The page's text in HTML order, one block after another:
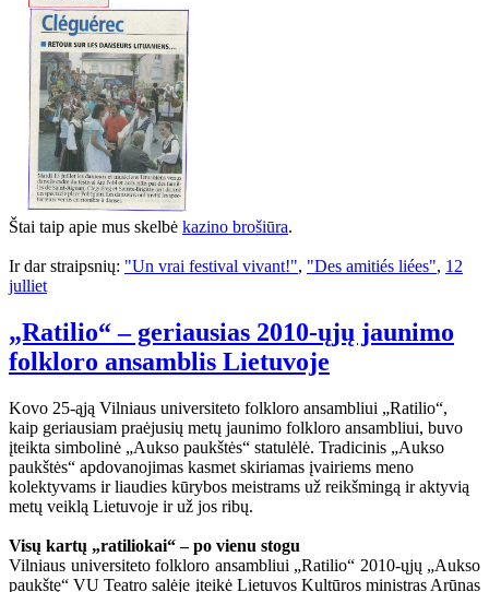
Štai taip apie mus skelbė kazino brošiūra.
Ir dar straipsnių: "Un vrai festival vivant!", "Des amitiés liées", 12
julliet
„Ratilio“ – geriausias 2010-ųjų jaunimo
folkloro ansamblis Lietuvoje
Kovo 25-ąją Vilniaus universiteto folkloro ansambliui „Ratilio“,
kaip geriausiam praėjusių metų jaunimo folkloro ansambliui, buvo
įteikta simbolinė „Aukso paukštės“ statulėlė. Tradicinis „Aukso
paukštės“ apdovanojimas kasmet skiriamas įvairiems meno
kolektyvams ir liaudies kūrybos meistrams už reikšmingą ir aktyvią
metų veiklą Lietuvoje ir už jos ribų.
Visų kartų „ratiliokai“ – po vienu stogu
Vilniaus universiteto folkloro ansambliui „Ratilio“ 2010-ųjų „Aukso
paukštę“ VU Teatro salėje įteikė Lietuvos Kultūros ministras Arūnas